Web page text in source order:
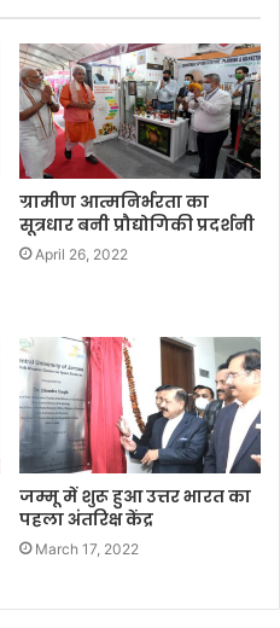
ग्रामीण आत्मनिर्भरता का
सूत्रधार बनी प्रौद्योगिकी प्रदर्शनी
April 26, 2022
जम्मू में शुरू हुआ उत्तर भारत का
पहला अंतरिक्ष केंद्र
March 17, 2022